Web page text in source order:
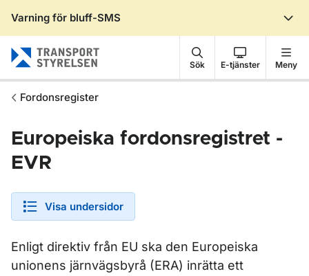
Varning för bluff-SMS
Sök E-tjänster Meny
Fordonsregister
Europeiska fordonsregistret -
EVR
Visa undersidor
Enligt direktiv från EU ska den Europeiska
unionens järnvägsbyrå (ERA) inrätta ett